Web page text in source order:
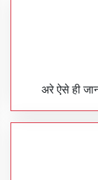
अरे ऐसे ही